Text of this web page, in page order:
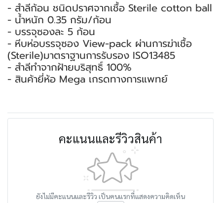
- สำลีก้อน ชนิดปราศจากเชื้อ Sterile cotton ball
- น้ำหนัก 0.35 กรัม/ก้อน
- บรรจุซองละ 5 ก้อน
- หีบห่อบรรจุซอง View-pack ผ่านการฆ่าเชื้อ
(Sterile)มาตราฐานการรับรอง ISO13485
- สำลีทำจากฝ้ายบริสุทธิ์ 100%
- สินค้ายี่ห้อ Mega เกรดทางการแพทย์
คะแนนและรีวิวสินค้า
ยังไม่มีคะแนนและรีวิว เป็นคนแรกที่แสดงความคิดเห็น